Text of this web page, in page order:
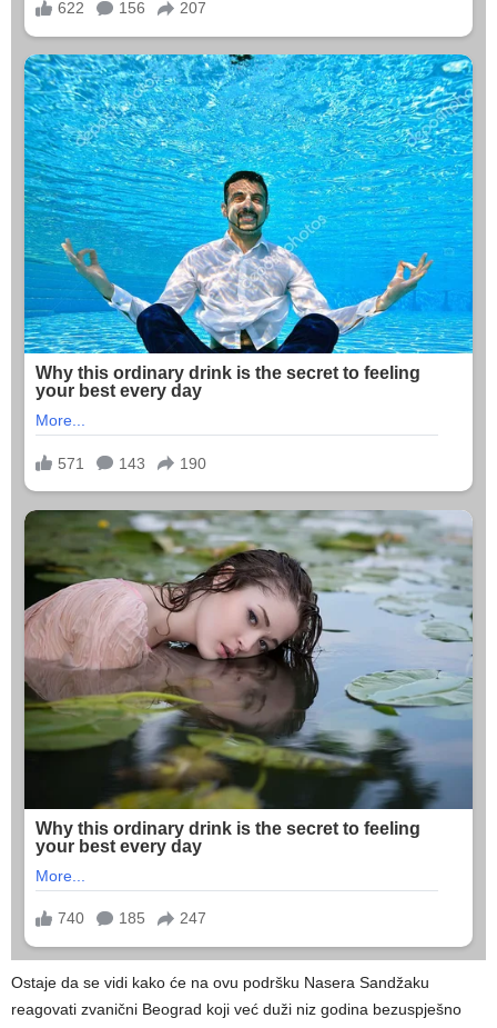
Ostaje da se vidi kako će na ovu podršku Nasera Sandžaku
reagovati zvanični Beograd koji već duži niz godina bezuspješno